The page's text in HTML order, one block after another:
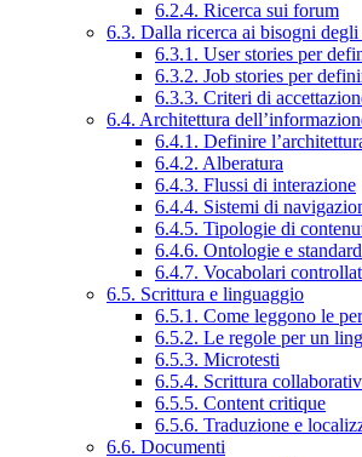
6.2.4. Ricerca sui forum
6.3. Dalla ricerca ai bisogni degli
6.3.1. User stories per
6.3.2. Job stories per
6.3.3. Criteri di
6.4. Architettura
6.4.1. Definire
6.4.2. Alberatura
6.4.3. Flussi di interazione
6.4.4. Sistemi di
6.4.5. Tipologie di
6.4.6. Ontologie e standard
6.4.7. Vocabolari
6.5. Scrittura e linguaggio
6.5.1. Come leggono le
6.5.2. Le regole per un
6.5.3. Microtesti
6.5.4. Scrittura
6.5.5. Content critique
6.5.6. Traduzione e
6.6. Documenti